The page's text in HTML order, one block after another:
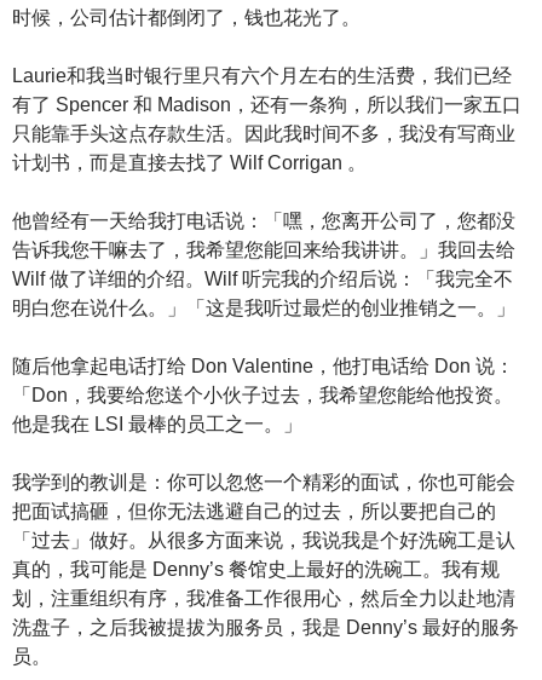
时候，公司估计都倒闭了，钱也花光了。
Laurie和我当时银行里只有六个月左右的生活费，我们已经
有了 Spencer 和 Madison，还有一条狗，所以我们一家五口
只能靠手头这点存款生活。因此我时间不多，我没有写商业
计划书，而是直接去找了 Wilf Corrigan 。
他曾经有一天给我打电话说：「嘿，您离开公司了，您都没
告诉我您干嘛去了，我希望您能回来给我讲讲。」我回去给
Wilf 做了详细的介绍。Wilf 听完我的介绍后说：「我完全不
明白您在说什么。」「这是我听过最烂的创业推销之一。」
随后他拿起电话打给 Don Valentine，他打电话给 Don 说：
「Don，我要给您送个小伙子过去，我希望您能给他投资。
他是我在 LSI 最棒的员工之一。」
我学到的教训是：你可以忽悠一个精彩的面试，你也可能会
把面试搞砸，但你无法逃避自己的过去，所以要把自己的
「过去」做好。从很多方面来说，我说我是个好洗碗工是认
真的，我可能是 Denny’s 餐馆史上最好的洗碗工。我有规
划，注重组织有序，我准备工作很用心，然后全力以赴地清
洗盘子，之后我被提拔为服务员，我是 Denny’s 最好的服务
员。